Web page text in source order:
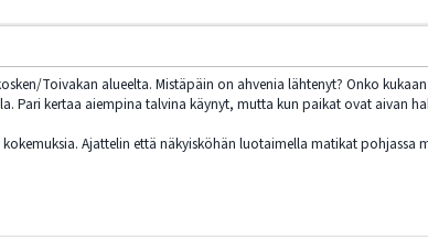
Toivakan alueelta. Mistäpäin on ahvenia lähtenyt? Onko
Pari kertaa aiempina talvina käynyt, mutta kun paikat ovat aivan
Ajattelin että näkyisköhän luotaimella matikat pohjassa